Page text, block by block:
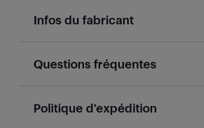
Infos du fabricant
Questions fréquentes
Politique d’expédition